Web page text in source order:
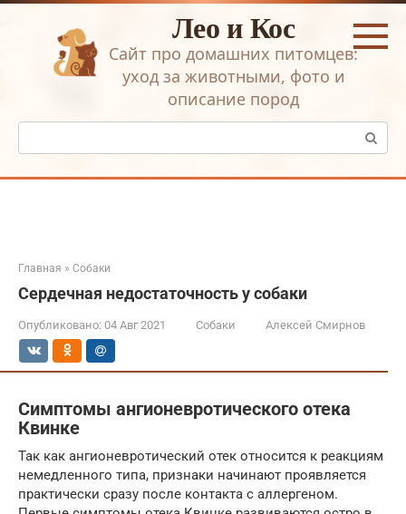
Перейти
Лео и Кос
Сайт про домашних питомцев:
уход за животными, фото и
описание пород
Поиск:
Главная » Собаки
Сердечная недостаточность у собаки
Опубликовано: 04 Авг 2021 Собаки Алексей Смирнов
Симптомы ангионевротического отека
Квинке
Так как ангионевротический отек относится к реакциям
немедленного типа, признаки начинают проявляется
практически сразу после контакта с аллергеном.